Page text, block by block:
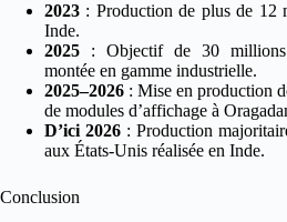
2023 : Production de plus de 12
Inde.
2025 : Objectif de 30 millions
montée en gamme industrielle.
2025–2026 : Mise en production
de modules d’affichage à
D’ici 2026: Production
aux États-Unis réalisée en Inde.
Conclusion